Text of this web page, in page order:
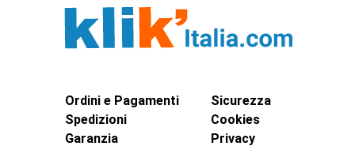
Ordini e Pagamenti
Spedizioni
Garanzia
Sicurezza
Cookies
Privacy